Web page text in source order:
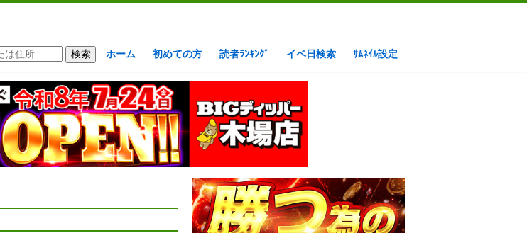
ホーム 初めての方 読者ﾗﾝｷﾝｸﾞ イベ日検索 ｻﾑﾈｲﾙ設定